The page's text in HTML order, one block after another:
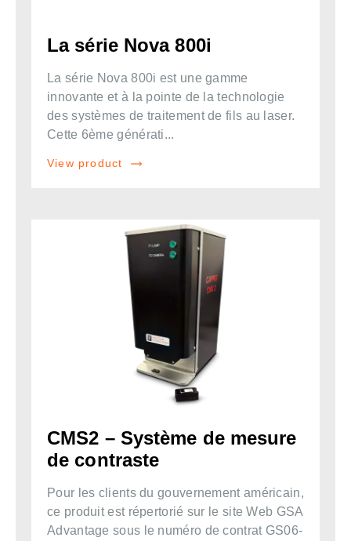
La série Nova 800i
La série Nova 800i est une gamme
innovante et à la pointe de la technologie
des systèmes de traitement de fils au laser.
Cette 6ème générati...
View product
CMS2 – Système de mesure
de contraste
Pour les clients du gouvernement américain,
ce produit est répertorié sur le site Web GSA
Advantage sous le numéro de contrat GS06-